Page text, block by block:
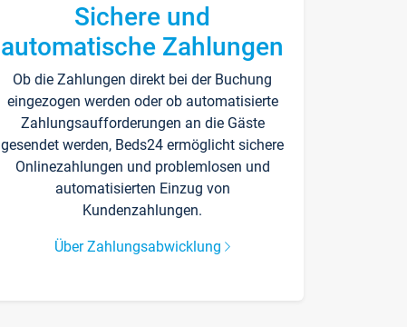
Sichere und
automatische Zahlungen
Ob die Zahlungen direkt bei der Buchung
eingezogen werden oder ob automatisierte
Zahlungsaufforderungen an die Gäste
gesendet werden, Beds24 ermöglicht sichere
Onlinezahlungen und problemlosen und
automatisierten Einzug von
Kundenzahlungen.
Über Zahlungsabwicklung